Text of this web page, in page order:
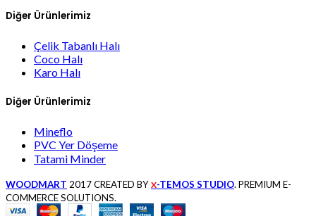
Diğer Ürünlerimiz
Çelik Tabanlı Halı
Coco Halı
Karo Halı
Diğer Ürünlerimiz
Mineflo
PVC Yer Döşeme
Tatami Minder
WOODMART 2017 CREATED BY X-TEMOS STUDIO. PREMIUM E-
COMMERCE SOLUTIONS.